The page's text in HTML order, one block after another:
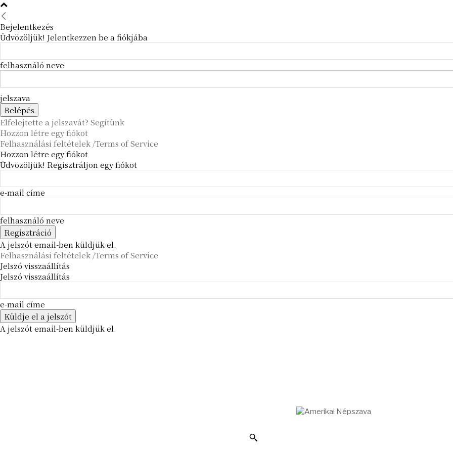
Bejelentkezés
Üdvözöljük! Jelentkezzen be a fiókjába
felhasználó neve
jelszava
Elfelejtette a jelszavát? Segítünk
Hozzon létre egy fiókot
Felhasználási feltételek /Terms of Service
Hozzon létre egy fiókot
Üdvözöljük! Regisztráljon egy fiókot
e-mail címe
felhasználó neve
A jelszót email-ben küldjük el.
Felhasználási feltételek /Terms of Service
Jelszó visszaállítás
Jelszó visszaállítás
e-mail címe
A jelszót email-ben küldjük el.